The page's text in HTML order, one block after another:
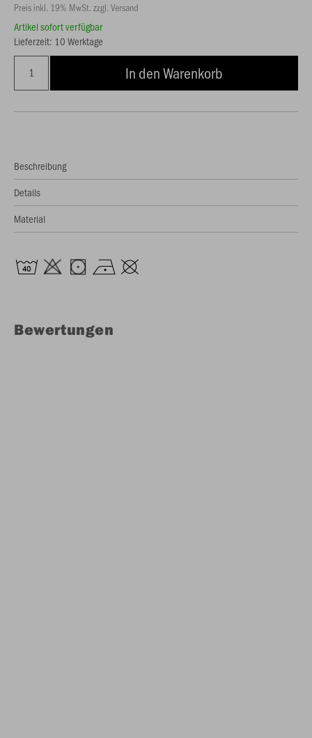
Preis inkl. 19% MwSt. zzgl. Versand
Artikel sofort verfügbar
Lieferzeit: 10 Werktage
In den Warenkorb
Beschreibung
Details
Material
Bewertungen